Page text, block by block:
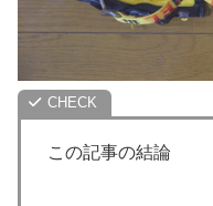
この記事の結論